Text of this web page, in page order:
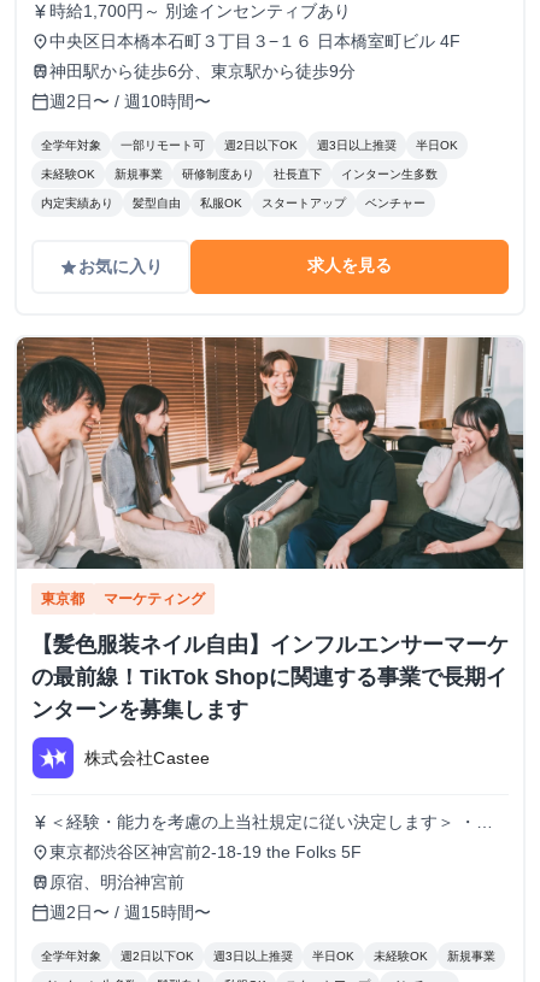
currency_yen 時給1,700円～ 別途インセンティブあり
place中央区日本橋本石町３丁目３−１６ 日本橋室町ビル 4F
train神田駅から徒歩6分、東京駅から徒歩9分
calendar_today週2日〜 / 週10時間〜
全学年対象 一部リモート可 週2日以下OK 週3日以上推奨 半日OK
未経験OK 新規事業 研修制度あり 社長直下 インターン生多数
内定実績あり 髪型自由 私服OK スタートアップ ベンチャー
gradeお気に入り 求人を見る
東京都 マーケティング
【髪色服装ネイル自由】インフルエンサーマーケ
の最前線！TikTok Shopに関連する事業で長期イ
ンターンを募集します
株式会社Castee
currency_yen ＜経験・能力を考慮の上当社規定に従い決定します＞ ・時
給1,250円〜 ・昇給：実績に応じて有
place東京都渋谷区神宮前2-18-19 the Folks 5F
train 原宿、明治神宮前
calendar_today週2日〜 / 週15時間〜
全学年対象 週2日以下OK 週3日以上推奨 半日OK 未経験OK 新規事業